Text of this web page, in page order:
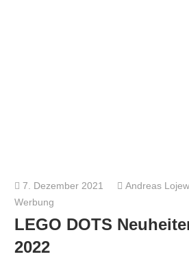
7. Dezember 2021 Andreas
Werbung
LEGO DOTS
2022